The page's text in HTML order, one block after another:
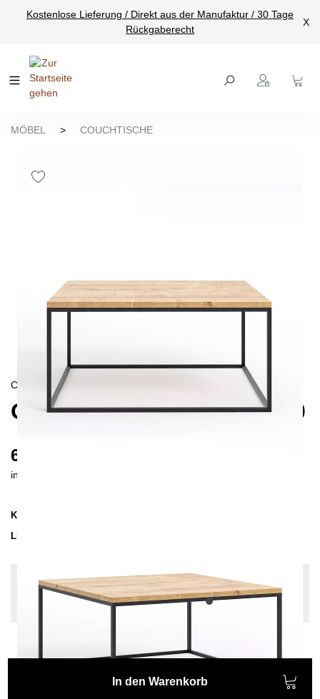
springen
Kostenlose Lieferung / Direkt aus der Manufaktur / 30 Tage
Rückgaberecht
X
MÖBEL > COUCHTISCHE
CONTEMPORAIN/
OSSA COUCHTISCH 80X80
615 €
inkl. MwSt. inkl. Versandkosten (DE)
Kollektion
Lieferzeit
Konfiguration bearbeiten
Holzfarbe: Eiche leicht astig, Farben:
Anthrazit
In den Warenkorb